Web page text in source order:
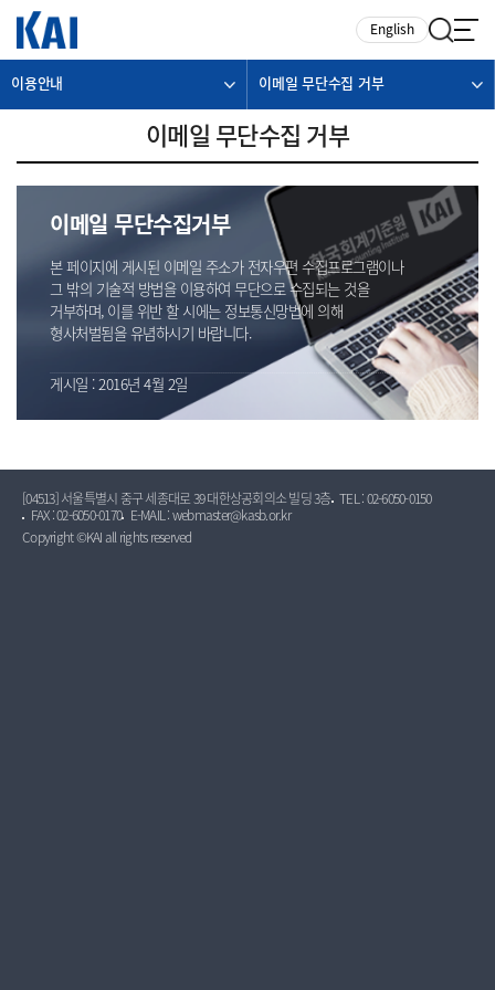
English
이용안내 이메일 무단수집 거부
이메일 무단수집 거부
이메일 무단수집거부
본 페이지에 게시된 이메일 주소가 전자우편 수집프로그램이나
그 밖의 기술적 방법을 이용하여 무단으로 수집되는 것을
거부하며, 이를 위반 할 시에는 정보통신망법에 의해
형사처벌됨을 유념하시기 바랍니다.
게시일 : 2016년 4월 2일
[04513] 서울특별시 중구 세종대로 39 대한상공회의소 빌딩 3층 TEL : 02-6050-0150
FAX : 02-6050-0170
E-MAIL : webmaster@kasb.or.kr
Copyright ©KAI all rights reserved